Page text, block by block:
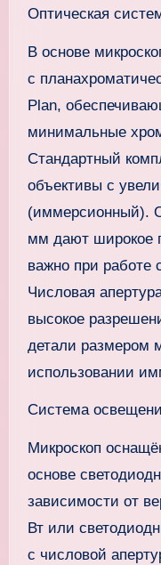
Оптическая
В основе
с
Plan,
минимальные
Стандартный
объективы с
(иммерсионный).
мм дают широкое
важно при
Числовая
высокое
детали размером
использовании
Система
Микроскоп
основе
зависимости от
Вт или
с числовой